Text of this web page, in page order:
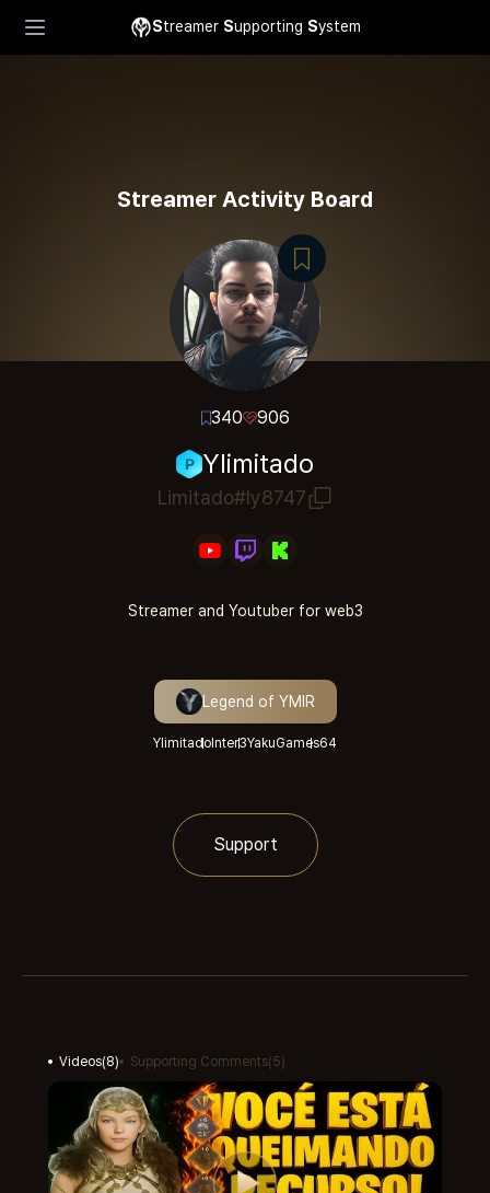
Streamer Supporting System
Streamer Activity Board
340 906
Ylimitado
Limitado#ly8747
Streamer and Youtuber for web3
Legend of YMIR
Ylimitado Inter3YakuGames64
Support
Videos(8) Supporting Comments( 5)